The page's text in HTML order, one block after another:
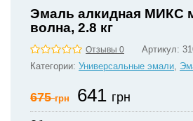
Эмаль алкидная МИКС
волна, 2.8 кг
Отзывы 0 Артикул:
Категории: Универсальные эмали,
675грн 641 грн